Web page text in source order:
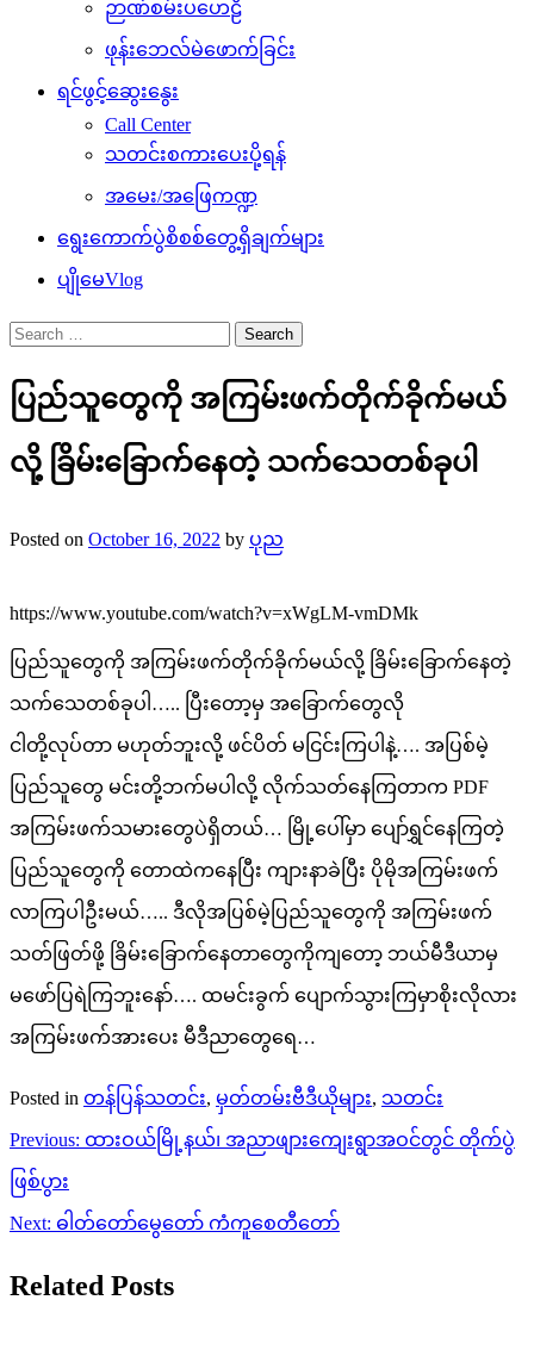
ဉာဏ်စမ်းပဟေဠိ
ဖုန်းဘေလ်မဲဖောက်ခြင်း
ရင်ဖွင့်ဆွေးနွေး
Call Center
သတင်းစကားပေးပို့ရန်
အမေး/အဖြေကဏ္ဍ
ရွေးကောက်ပွဲစိစစ်တွေ့ရှိချက်များ
ပျိုမေVlog
Search
for:
ပြည်သူတွေကို အကြမ်းဖက်တိုက်ခိုက်မယ်
လို့ ခြိမ်းခြောက်နေတဲ့ သက်သေတစ်ခုပါ
Posted on October 16, 2022 by ပုည
https://www.youtube.com/watch?v=xWgLM-vmDMk
ပြည်သူတွေကို အကြမ်းဖက်တိုက်ခိုက်မယ်လို့ ခြိမ်းခြောက်နေတဲ့
သက်သေတစ်ခုပါ….. ပြီးတော့မှ အခြောက်တွေလို
ငါတို့လုပ်တာ မဟုတ်ဘူးလို့ ဖင်ပိတ် မငြင်းကြပါနဲ့…. အပြစ်မဲ့
ပြည်သူတွေ မင်းတို့ဘက်မပါလို့ လိုက်သတ်နေကြတာက PDF
အကြမ်းဖက်သမားတွေပဲရှိတယ်… မြို့ပေါ်မှာ ပျော်ရွှင်နေကြတဲ့
ပြည်သူတွေကို တောထဲကနေပြီး ကျားနာခဲပြီး ပိုမိုအကြမ်းဖက်
လာကြပါဦးမယ်….. ဒီလိုအပြစ်မဲ့ပြည်သူတွေကို အကြမ်းဖက်
သတ်ဖြတ်ဖို့ ခြိမ်းခြောက်နေတာတွေကိုကျတော့ ဘယ်မီဒီယာမှ
မဖော်ပြရဲကြဘူးနော်…. ထမင်းခွက် ပျောက်သွားကြမှာစိုးလိုလား
အကြမ်းဖက်အားပေး မီဒီညာတွေရေ…
Posted in တန်ပြန်သတင်း, မှတ်တမ်းဗီဒီယိုများ, သတင်း
Post
navigation
Previous: ထားဝယ်မြို့နယ်၊ အညာဖျားကျေးရွာအဝင်တွင် တိုက်ပွဲ
ဖြစ်ပွား
Next: ဓါတ်တော်မွေတော် ကံကူစေတီတော်
Related Posts